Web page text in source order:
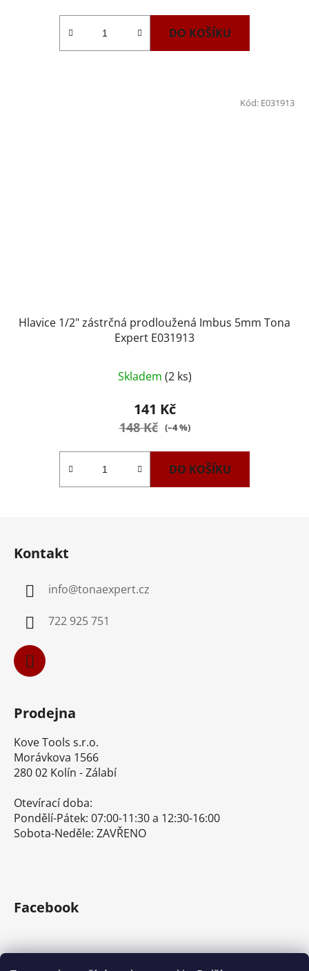
DO KOŠÍKU
Hlavice 1/2" zástrčná prodloužená Imbus 5mm Tona
Expert E031913
Skladem (2 ks)
141 Kč
148 Kč (–4 %)
DO KOŠÍKU
Kód: E031913
Kontakt
info@tonaexpert.cz
722 925 751
Prodejna
Kove Tools s.r.o.
Morávkova 1566
280 02 Kolín - Zálabí
Otevírací doba:
Pondělí-Pátek: 07:00-11:30 a 12:30-16:00
Sobota-Neděle: ZAVŘENO
Facebook